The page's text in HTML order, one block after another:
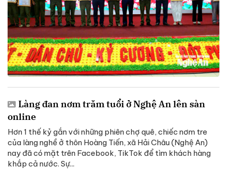
Làng đan nơm trăm tuổi ở Nghệ An lên sàn
online
Hơn 1 thế kỷ gắn với những phiên chợ quê, chiếc nơm tre
của làng nghề ở thôn Hoàng Tiến, xã Hải Châu (Nghệ An)
nay đã có mặt trên Facebook, TikTok để tìm khách hàng
khắp cả nước. Sự...